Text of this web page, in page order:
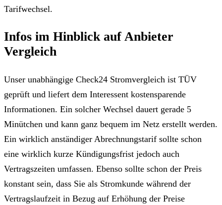
Tarifwechsel.
Infos im Hinblick auf Anbieter
Vergleich
Unser unabhängige Check24 Stromvergleich ist TÜV
geprüft und liefert dem Interessent kostensparende
Informationen. Ein solcher Wechsel dauert gerade 5
Minütchen und kann ganz bequem im Netz erstellt werden.
Ein wirklich anständiger Abrechnungstarif sollte schon
eine wirklich kurze Kündigungsfrist jedoch auch
Vertragszeiten umfassen. Ebenso sollte schon der Preis
konstant sein, dass Sie als Stromkunde während der
Vertragslaufzeit in Bezug auf Erhöhung der Preise